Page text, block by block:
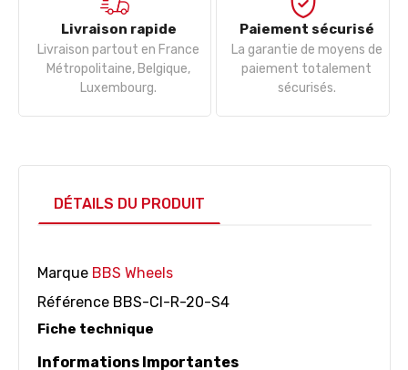
Livraison rapide
Livraison partout en France
Métropolitaine, Belgique,
Luxembourg.
Paiement sécurisé
La garantie de moyens de
paiement totalement
sécurisés.
DÉTAILS DU PRODUIT
Marque BBS Wheels
Référence BBS-CI-R-20-S4
Fiche technique
Informations Importantes